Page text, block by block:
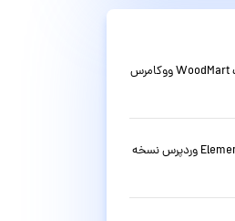
قالب فروشگاهی چندمنظوره وودمارت WoodMart ووکامرس
افزونه صفحه ساز المنتور پرو Elementor Pro وردپرس نسخه